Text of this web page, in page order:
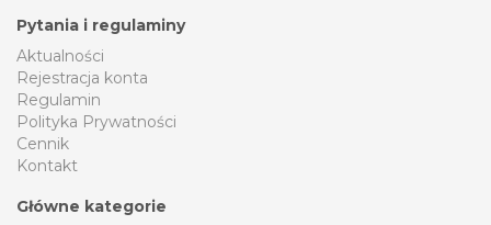
Pytania i regulaminy
Aktualności
Rejestracja konta
Regulamin
Polityka Prywatności
Cennik
Kontakt
Główne kategorie